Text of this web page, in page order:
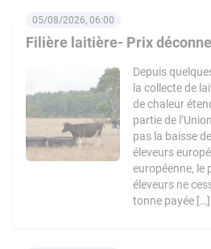
Filière laitière- Prix
05/08/2026, 06:00
Depuis
la collecte de
de chaleur
partie de
pas la baisse
éleveurs
européenne, le
éleveurs ne
tonne payée […]